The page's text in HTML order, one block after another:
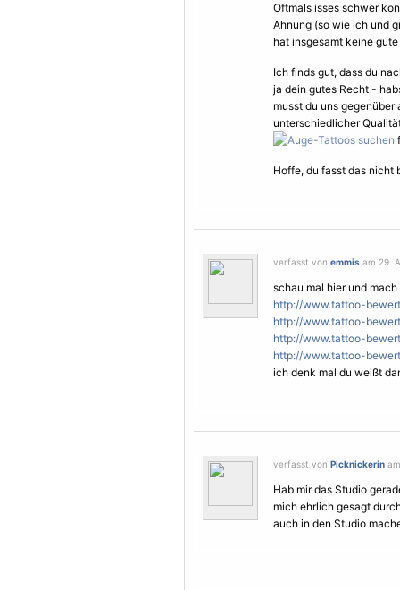
Oftmals isses schwer
Ahnung (so wie ich und
hat insgesamt keine
Ich finds gut, dass du
ja dein gutes Recht -
musst du uns
unterschiedlicher
Hoffe, du fasst das nicht
verfasst von emmis am 29.
schau mal hier und mach
http://www.tattoo-
http://www.tattoo-
http://www.tattoo-
http://www.tattoo-
ich denk mal du weißt
verfasst von Picknickerin
Hab mir das Studio
mich ehrlich gesagt
auch in den Studio